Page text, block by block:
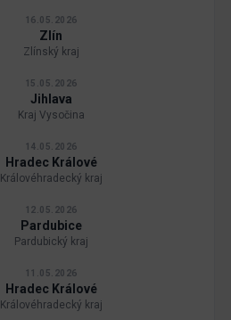
16.05.2026
Zlín
Zlínský kraj
15.05.2026
Jihlava
Kraj Vysočina
14.05.2026
Hradec Králové
Královéhradecký kraj
12.05.2026
Pardubice
Pardubický kraj
11.05.2026
Hradec Králové
Královéhradecký kraj